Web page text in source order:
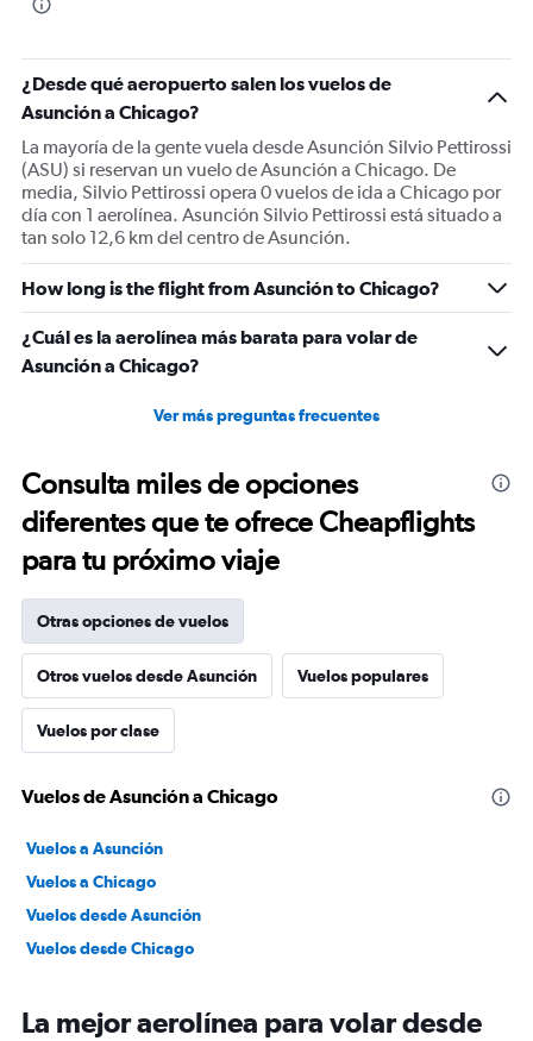
¿Desde qué aeropuerto salen los vuelos de
Asunción a Chicago?
La mayoría de la gente vuela desde Asunción Silvio Pettirossi
(ASU) si reservan un vuelo de Asunción a Chicago. De
media, Silvio Pettirossi opera 0 vuelos de ida a Chicago por
día con 1 aerolínea. Asunción Silvio Pettirossi está situado a
tan solo 12,6 km del centro de Asunción.
How long is the flight from Asunción to Chicago?
¿Cuál es la aerolínea más barata para volar de
Asunción a Chicago?
Ver más preguntas frecuentes
Consulta miles de opciones
diferentes que te ofrece Cheapflights
para tu próximo viaje
Otras opciones de vuelos
Otros vuelos desde Asunción Vuelos populares
Vuelos por clase
Vuelos de Asunción a Chicago
Vuelos a Asunción
Vuelos a Chicago
Vuelos desde Asunción
Vuelos desde Chicago
La mejor aerolínea para volar desde